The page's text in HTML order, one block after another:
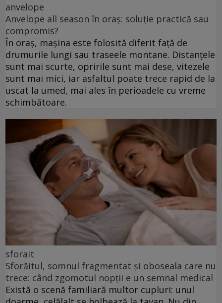
anvelope
Anvelope all season în oraș: soluție practică sau
compromis?
În oraș, mașina este folosită diferit față de
drumurile lungi sau traseele montane. Distanțele
sunt mai scurte, opririle sunt mai dese, vitezele
sunt mai mici, iar asfaltul poate trece rapid de la
uscat la umed, mai ales în perioadele cu vreme
schimbătoare.
sforait
Sforăitul, somnul fragmentat și oboseala care nu
trece: când zgomotul nopții e un semnal medical
Există o scenă familiară multor cupluri: unul